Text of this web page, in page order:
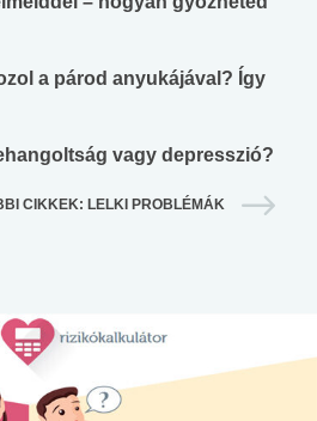
a párod anyukájával? Így
vagy depresszió?
CIKKEK: LELKI PROBLÉMÁK